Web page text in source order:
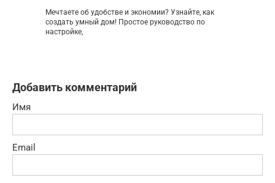
Мечтаете об удобстве и экономии? Узнайте, как
создать умный дом! Простое руководство по
настройке,
Добавить комментарий
Имя
Email